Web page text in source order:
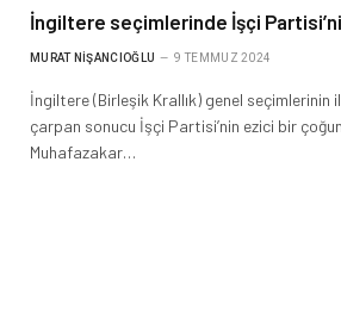
İngiltere seçimlerinde İşçi
MURAT NIŞANCIOĞLU 9 TEMMUZ 2024
İngiltere (Birleşik Krallık) genel
çarpan sonucu İşçi Partisi’nin ezici bir
Muhafazakar…